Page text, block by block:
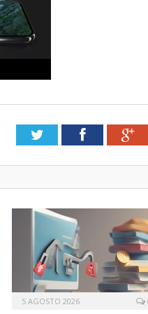
TwitterFacebook
5 AGOSTO 2026